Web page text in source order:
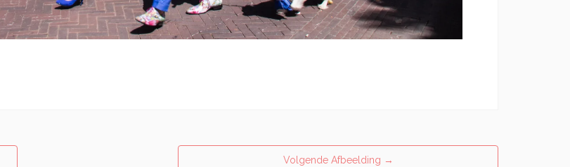
Volgende Afbeelding →